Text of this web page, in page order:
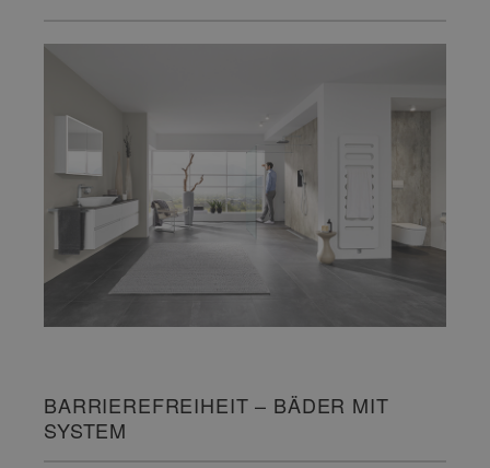
BARRIEREFREIHEIT – BÄDER MIT
SYSTEM